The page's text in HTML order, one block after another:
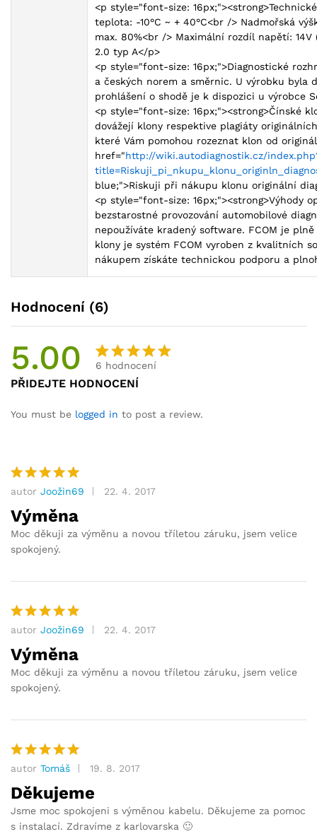
<p style="font-size:
teplota: -10°C ~ + 40°C<br /> Nadmořská
max. 80%<br /> Maximální rozdíl napětí:
2.0 typ A</p>
<p style="font-size: 16px;">Diagnostické
a českých norem a směrnic. U výrobku byla
prohlášení o shodě je k dispozici u výrobce
<p style="font-size: 16px;"><strong>Čínské
dovážejí klony respektive plagiáty
které Vám pomohou rozeznat klon od
href="http://wiki.autodiagnostik.cz/
blue;">Riskuji při nákupu klonu originální
<p style="font-size: 16px;"><strong>Výhody
bezstarostné provozování automobilové
nepoužíváte kradený software. FCOM je
klony je systém FCOM vyroben z kvalitních
nákupem získáte technickou podporu a
Hodnocení (6)
5.00
Hodnocen
o 5.00
5 na
6
6 hodnocení
PŘIDEJTE HODNOCENÍ
You must be logged in to post a review.
Hodnocení
5z 5
autor Joožin69 22. 4. 2017
Výměna
Moc děkuji za výměnu a novou tříletou záruku, jsem velice
spokojený.
Hodnocení
5z 5
autor Joožin69 22. 4. 2017
Výměna
Moc děkuji za výměnu a novou tříletou záruku, jsem velice
spokojený.
Hodnocení
5z 5
autor Tomáš 19. 8. 2017
Děkujeme
Jsme moc spokojeni s výměnou kabelu. Děkujeme za pomoc
s instalací. Zdravíme z karlovarska 🙂